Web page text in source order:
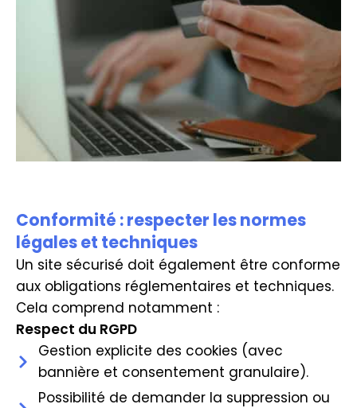
Conformité : respecter les normes
légales et techniques
Un site sécurisé doit également être conforme
aux obligations réglementaires et techniques.
Cela comprend notamment :
Respect du RGPD
Gestion explicite des cookies (avec
bannière et consentement granulaire).
Possibilité de demander la suppression ou